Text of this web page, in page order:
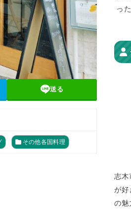
送る
その他各国料理
っ
志木
が
の魅